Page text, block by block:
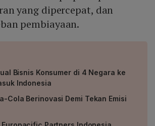
yang dipercepat, dan
pembiayaan.
Bisnis Konsumer di 4 Negara ke
Indonesia
Cola Berinovasi Demi Tekan Emisi